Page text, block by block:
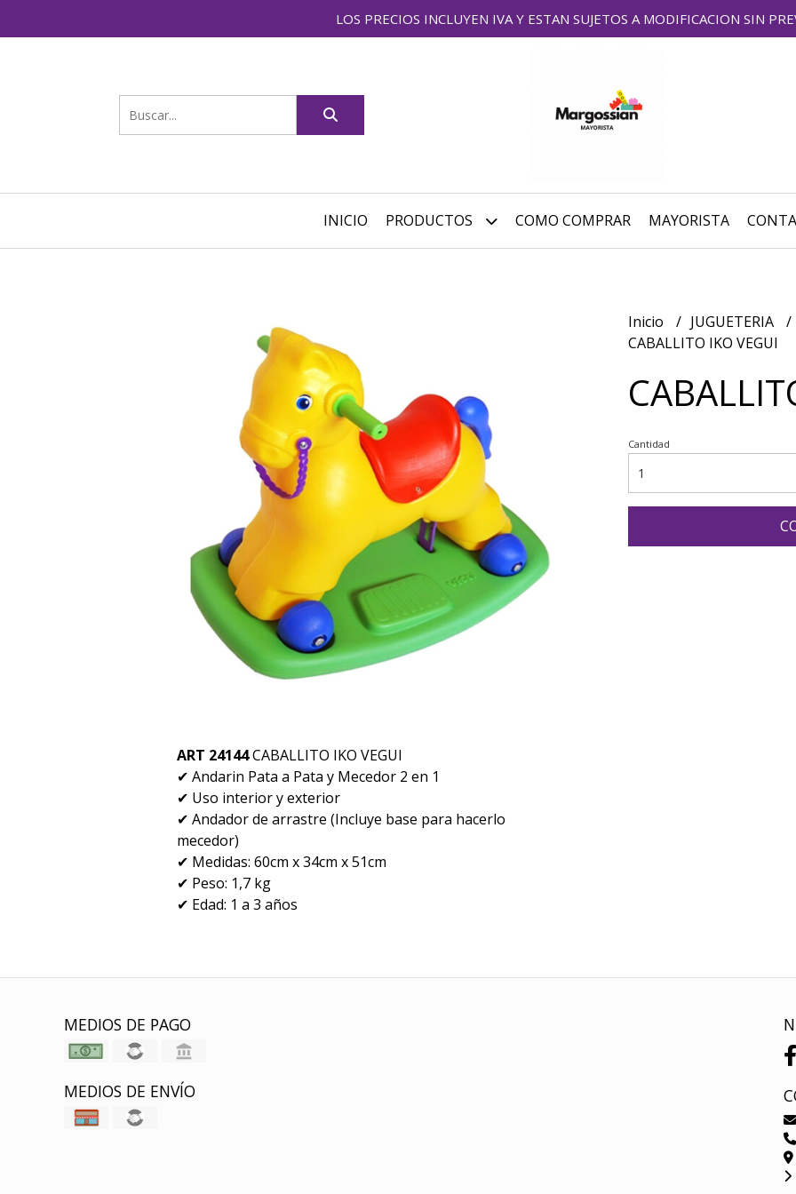
LOS PRECIOS INCLUYEN IVA Y ESTAN SUJETOS A MODIFICACION SIN
INICIO PRODUCTOS COMO COMPRAR MAYORISTA
ART 24144CABALLITO IKO VEGUI
✔ Andarin Pata a Pata y Mecedor 2 en 1
✔ Uso interior y exterior
✔ Andador de arrastre (Incluye base para hacerlo
mecedor)
✔ Medidas: 60cm x 34cm x 51cm
✔ Peso: 1,7 kg
✔ Edad: 1 a 3 años
Inicio JUGUETERIA
CABALLITO IKO VEGUI
Cantidad
MEDIOS DE PAGO
MEDIOS DE ENVÍO